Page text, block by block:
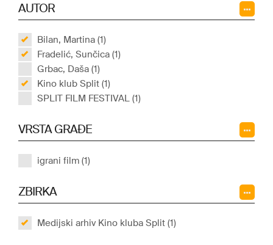
AUTOR
Bilan, Martina (1)
Fradelić, Sunčica (1)
Grbac, Daša (1)
Kino klub Split (1)
SPLIT FILM FESTIVAL (1)
VRSTA GRAĐE
igrani film (1)
ZBIRKA
Medijski arhiv Kino kluba Split (1)